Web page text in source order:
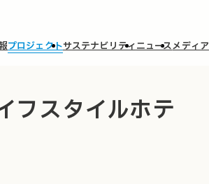
プロジェクトサステナビリティニュースメディア
フスタイルホテ